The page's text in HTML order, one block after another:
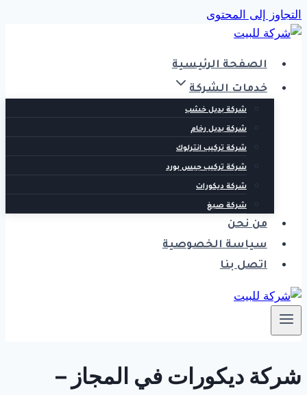
التجاوز إلى المحتوى
الصفحة الرئيسية
خدمات الشركة
شركة بديل خشب
شركة بديل رخام
شركة تركيب انترلوك
شركة تركيب جبس بورد
شركة ديكورات
شركة صبغ
من نحن
سياسة الخصوصية
اتصل بنا
شركة ديكورات في المجاز –